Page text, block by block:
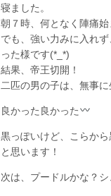
寝ました。
朝７時、何となく陣痛始
でも、強い力みに入れ
った様です(*_*)
結果、帝王切開！
二匹の男の子は、無事に
良かった良かった
黒っぽいけど、こらか
と思います！
次は、プードルかな？